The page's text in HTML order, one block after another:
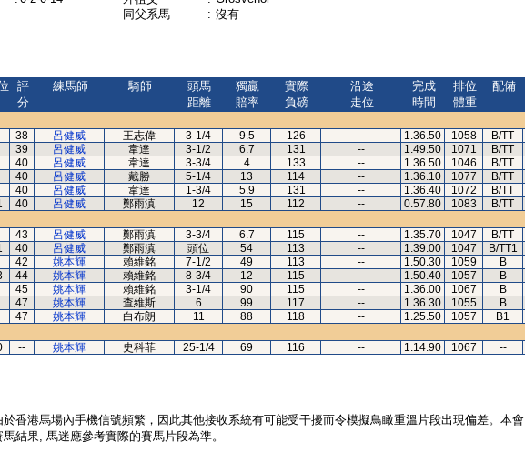
同父系馬
: 沒有
評
分
練馬師 騎師
頭馬
距離
獨贏
賠率
實際
負磅
沿途
走位
完成
時間
排位
體重
配備
38 呂健威 王志偉 3-1/4 9.5 126 -- 1.36.50 1058
B/TT
39 呂健威 韋達 3-1/2 6.7 131 -- 1.49.50 1071
B/TT
40 呂健威 韋達 3-3/4 4 133 -- 1.36.50 1046
B/TT
40 呂健威 戴勝 5-1/4 13 114 -- 1.36.10 1077
B/TT
40 呂健威 韋達 1-3/4 5.9 131 -- 1.36.40 1072
B/TT
40 呂健威 鄭雨滇 12 15 112 -- 0.57.80 1083
B/TT
43 呂健威 鄭雨滇 3-3/4 6.7 115 -- 1.35.70 1047
B/TT
40 呂健威 鄭雨滇 頭位 54 113 -- 1.39.00 1047
B/TT1
42 姚本輝 賴維銘 7-1/2 49 113 -- 1.50.30 1059
B
44 姚本輝 賴維銘 8-3/4 12 115 -- 1.50.40 1057
B
45 姚本輝 賴維銘 3-1/4 90 115 -- 1.36.00 1067
B
47 姚本輝 查維斯 6 99 117 -- 1.36.30 1055
B
47 姚本輝 白布朗 11 88 118 -- 1.25.50 1057
B1
-- 姚本輝 史科菲 25-1/4 69 116 -- 1.14.90 1067 --
香港馬場內手機信號頻繁，因此其他接收系統有可能受干擾而令模擬鳥瞰重溫片段出現偏差。本會
結果, 馬迷應參考實際的賽馬片段為準。